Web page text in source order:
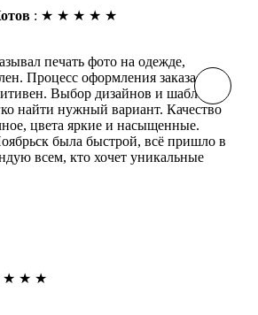
: ★ ★ ★ ★ ★
печать фото на одежде,
Процесс оформления заказа
Выбор дизайнов и шаблонов
найти нужный вариант. Качество
цвета яркие и насыщенные.
была быстрой, всё пришло в
всем, кто хочет уникальные
★ ★ ★